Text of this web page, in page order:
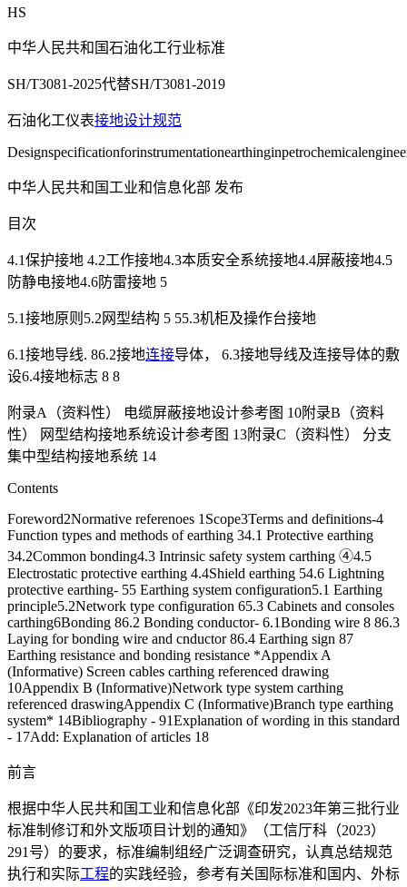
HS
中华人民共和国石油化工行业标准
SH/T3081-2025代替SH/T3081-2019
石油化工仪表接地设计规范
中华人民共和国工业和信息化部 发布
目次
4.1保护接地 4.2工作接地4.3本质安全系统接地4.4屏蔽接地4.5
防静电接地4.6防雷接地 5
5.1接地原则5.2网型结构 5 55.3机柜及操作台接地
6.1接地导线. 86.2接地连接导体， 6.3接地导线及连接导体的敷
设6.4接地标志 8 8
附录A（资料性） 电缆屏蔽接地设计参考图 10附录B（资料
性） 网型结构接地系统设计参考图 13附录C（资料性） 分支
集中型结构接地系统 14
Contents
Foreword2Normative referenoes 1Scope3Terms and definitions-4
Function types and methods of earthing 34.1 Protective earthing
34.2Common bonding4.3 Intrinsic safety system carthing ④4.5
Electrostatic protective earthing 4.4Shield earthing 54.6 Lightning
protective earthing- 55 Earthing system configuration5.1 Earthing
principle5.2Network type configuration 65.3 Cabinets and consoles
carthing6Bonding 86.2 Bonding conductor- 6.1Bonding wire 8 86.3
Laying for bonding wire and cnductor 86.4 Earthing sign 87
Earthing resistance and bonding resistance *Appendix A
(Informative) Screen cables carthing referenced drawing
10Appendix B (Informative)Network type system carthing
referenced draswingAppendix C (Informative)Branch type earthing
system* 14Bibliography - 91Explanation of wording in this standard
- 17Add: Explanation of articles 18
前言
根据中华人民共和国工业和信息化部《印发2023年第三批行业
标准制修订和外文版项目计划的通知》（工信厅科（2023）
291号）的要求，标准编制组经广泛调查研究，认真总结规范
执行和实际工程的实践经验，参考有关国际标准和国内、外标